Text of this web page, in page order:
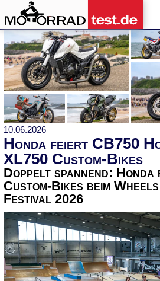
10.06.2026
Honda feiert CB750
XL750 Custom-Bikes
Doppelt spannend:
Custom-Bikes beim
Festival 2026